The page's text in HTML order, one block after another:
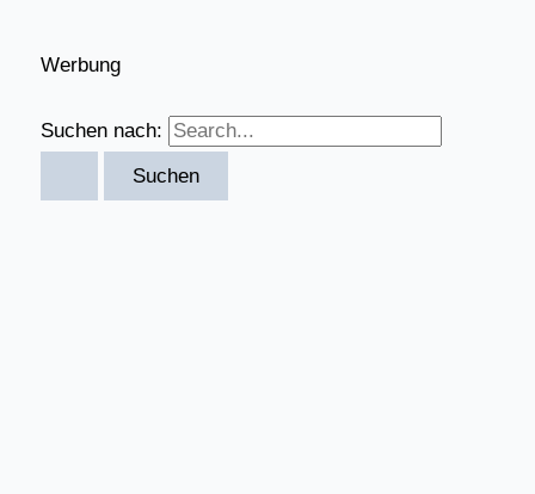
Werbung
Suchen nach: